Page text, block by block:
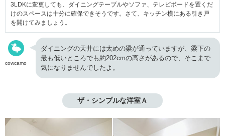
3LDKに変更しても、ダイニングテーブルやソファ、テレビボードを置くだ
けのスペースは十分に確保できそうです。さて、キッチン横にある引き戸
を開けてみましょう。
cowcamo
ダイニングの天井には太めの梁が通っていますが、梁下の
最も低いところでも約202cmの高さがあるので、そこまで
気になりませんでしたよ。
ザ・シンプルな洋室Ａ